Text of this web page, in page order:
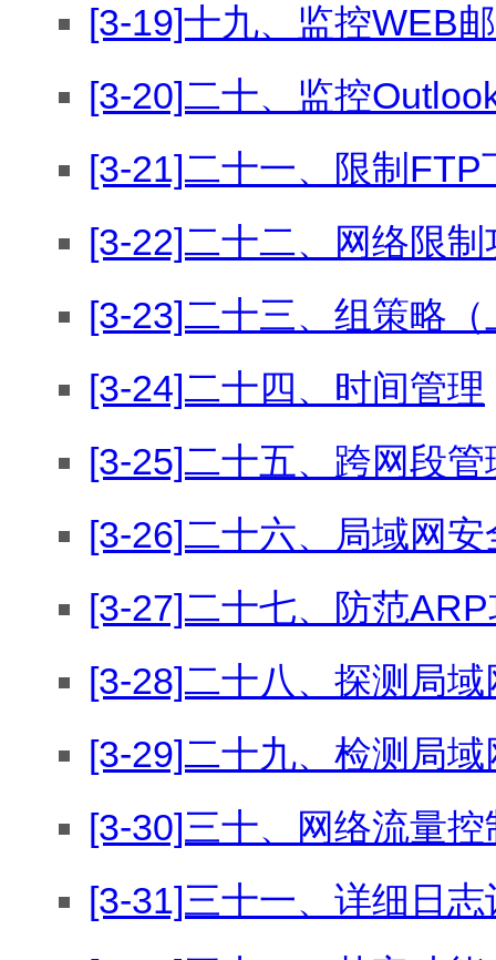
[3-19]十九、监控WEB
[3-20]二十、监控
[3-21]二十一、限制
[3-22]二十二、网络限
[3-23]二十三、组策略
[3-24]二十四、时间管理
[3-25]二十五、跨网段
[3-26]二十六、局域网安
[3-27]二十七、防范
[3-28]二十八、探测局
[3-29]二十九、检测局
[3-30]三十、网络流量
[3-31]三十一、详细日